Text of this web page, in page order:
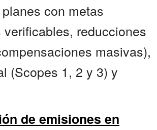
con metas
verificables, reducciones
masivas),
(Scopes 1, 2 y 3) y
de emisiones en